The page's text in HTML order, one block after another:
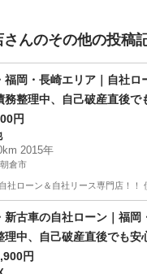
さんのその他の投稿
福岡・長崎エリア｜自社ロ
整理中、自己破産直後
スペース H27年式
円
2015年
倉市
社ローン＆自社リース専門店！
ローン
新古車の自社ローン｜福岡
理中、自己破産直後でも
スタム R07年式
円